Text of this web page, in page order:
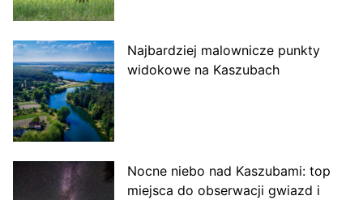
Najbardziej malownicze punkty
widokowe na Kaszubach
Nocne niebo nad Kaszubami: top
miejsca do obserwacji gwiazd i